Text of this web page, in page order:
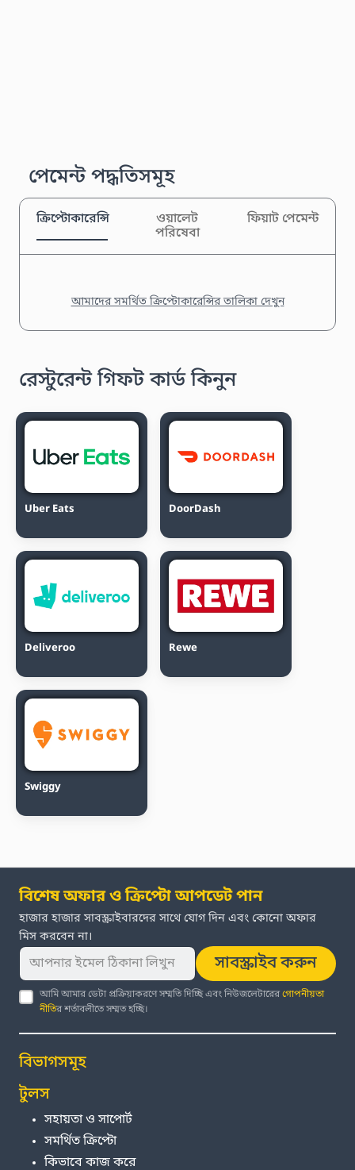
পেমেন্ট পদ্ধতিসমূহ
ক্রিপ্টোকারেন্সি
ওয়ালেট
পরিষেবা
ফিয়াট পেমেন্ট
আমাদের সমর্থিত ক্রিপ্টোকারেন্সির তালিকা দেখুন
রেস্টুরেন্ট গিফট কার্ড কিনুন
Uber Eats DoorDash
Deliveroo Rewe
Swiggy
বিশেষ অফার ও ক্রিপ্টো আপডেট পান
হাজার হাজার সাবস্ক্রাইবারদের সাথে যোগ দিন এবং কোনো অফার
মিস করবেন না।
সাবস্ক্রাইব করুন
আমি আমার ডেটা প্রক্রিয়াকরণে সম্মতি দিচ্ছি এবং নিউজলেটারেরগোপনীয়তা
নীতির শর্তাবলীতে সম্মত হচ্ছি।
বিভাগসমূহ
টুলস
সহায়তা ও সাপোর্ট
সমর্থিত ক্রিপ্টো
কিভাবে কাজ করে